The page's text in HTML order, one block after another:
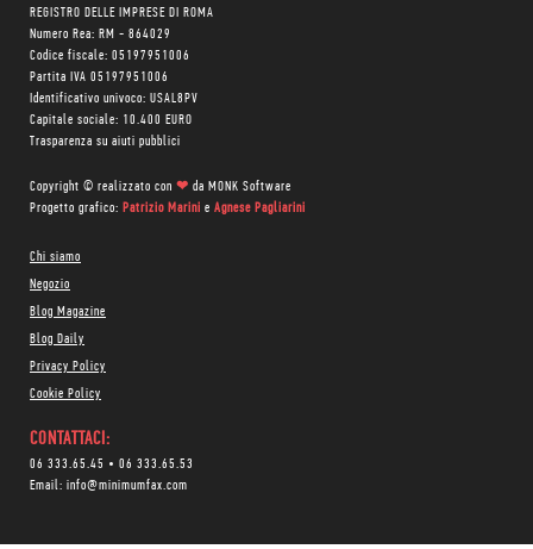
REGISTRO DELLE IMPRESE DI ROMA
Numero Rea: RM - 864029
Codice fiscale: 05197951006
Partita IVA 05197951006
Identificativo univoco: USAL8PV
Capitale sociale: 10.400 EURO
Trasparenza su aiuti pubblici
Copyright © realizzato con ❤ da MONK Software
Progetto grafico: Patrizio Marini e Agnese Pagliarini
Chi siamo
Negozio
Blog Magazine
Blog Daily
Privacy Policy
Cookie Policy
CONTATTACI:
06 333.65.45 • 06 333.65.53
Email: info@minimumfax.com